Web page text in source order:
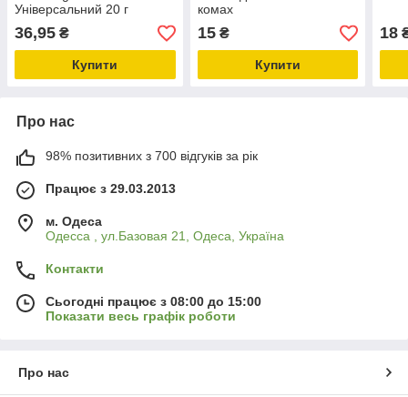
Універсальний 20 г
36,95 ₴
Купити
комах
15₴
Купити
18
Про нас
98% позитивних з 700 відгуків за рік
Працює з 29.03.2013
м. Одеса
Одесса , ул.Базовая 21, Одеса, Україна
Контакти
Сьогодні працює з 08:00 до 15:00
Показати весь графік роботи
Про нас